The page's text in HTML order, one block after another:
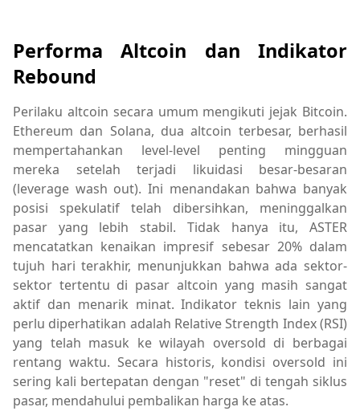
Performa Altcoin dan Indikator
Rebound
Perilaku altcoin secara umum mengikuti jejak Bitcoin.
Ethereum dan Solana, dua altcoin terbesar, berhasil
mempertahankan level-level penting mingguan
mereka setelah terjadi likuidasi besar-besaran
(leverage wash out). Ini menandakan bahwa banyak
posisi spekulatif telah dibersihkan, meninggalkan
pasar yang lebih stabil. Tidak hanya itu, ASTER
mencatatkan kenaikan impresif sebesar 20% dalam
tujuh hari terakhir, menunjukkan bahwa ada sektor-
sektor tertentu di pasar altcoin yang masih sangat
aktif dan menarik minat. Indikator teknis lain yang
perlu diperhatikan adalah Relative Strength Index (RSI)
yang telah masuk ke wilayah oversold di berbagai
rentang waktu. Secara historis, kondisi oversold ini
sering kali bertepatan dengan "reset" di tengah siklus
pasar, mendahului pembalikan harga ke atas.